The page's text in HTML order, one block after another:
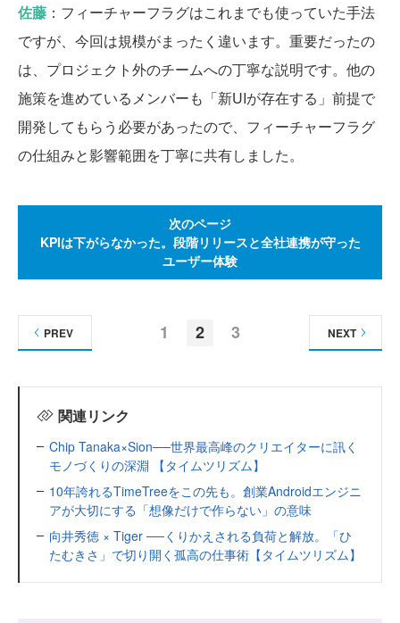
佐藤 ：フィーチャーフラグはこれまでも使っていた手法
ですが、今回は規模がまったく違います。重要だったの
は、プロジェクト外のチームへの丁寧な説明です。他の
施策を進めているメンバーも「新UIが存在する」前提で
開発してもらう必要があったので、フィーチャーフラグ
の仕組みと影響範囲を丁寧に共有しました。
次のページ
KPIは下がらなかった。段階リリースと全社連携が守った
ユーザー体験
1 2 3
PREV NEXT
関連リンク
Chip Tanaka×Sion──世界最高峰のクリエイターに訊く
モノづくりの深淵 【タイムツリズム】
10年誇れるTimeTreeをこの先も。創業Androidエンジニ
アが大切にする「想像だけで作らない」の意味
向井秀徳 × Tiger ──くりかえされる負荷と解放。「ひ
たむきさ」で切り開く孤高の仕事術【タイムツリズム】